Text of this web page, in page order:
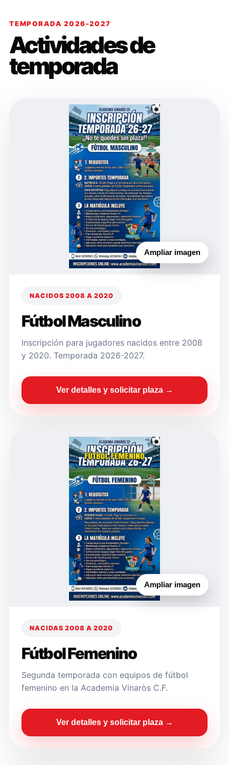
TEMPORADA 2026-2027
Actividades de
temporada
Ampliar imagen
NACIDOS 2008 A 2020
Fútbol Masculino
Inscripción para jugadores nacidos entre 2008
y 2020. Temporada 2026-2027.
Ver detalles y solicitar plaza →
Ampliar imagen
NACIDAS 2008 A 2020
Fútbol Femenino
Segunda temporada con equipos de fútbol
femenino en la Academia Vinaròs C.F.
Ver detalles y solicitar plaza →